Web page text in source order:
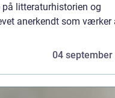
litteraturhistorien og
anerkendt som værker
04 september